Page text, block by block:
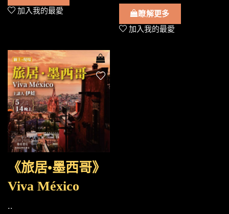
加入我的最愛
瞭解更多
加入我的最愛
《旅居•墨西哥》
Viva México
..